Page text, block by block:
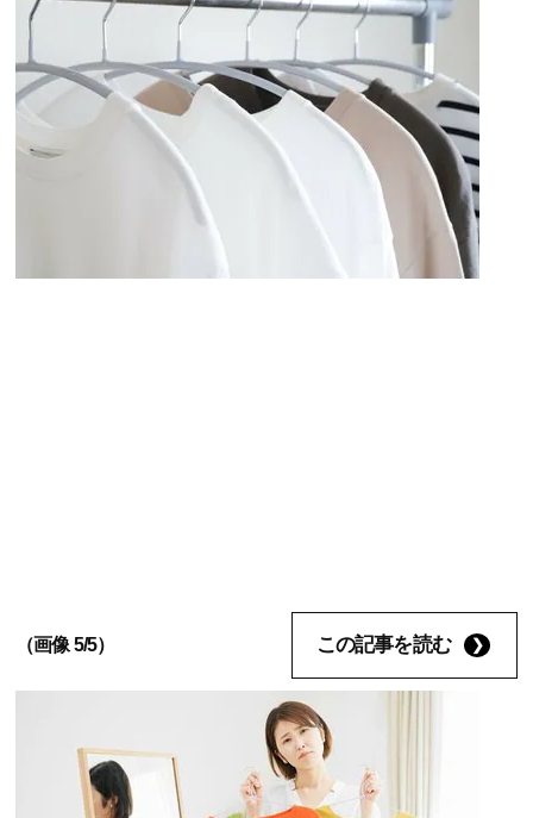
（画像 5/5） この記事を読む